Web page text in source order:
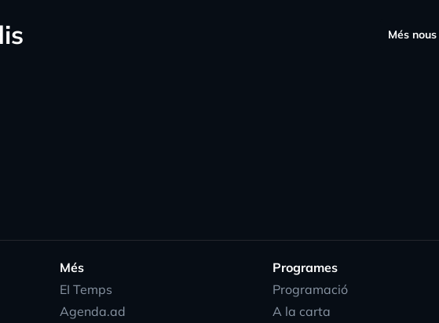
Més nous
Més
EI Temps
Agenda.ad
Programes
Programació
A la carta